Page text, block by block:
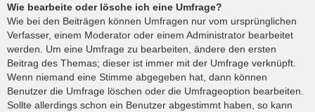
Wie bearbeite oder lösche ich eine Umfrage?
Wie bei den Beiträgen können Umfragen nur vom ursprünglichen
Verfasser, einem Moderator oder einem Administrator bearbeitet
werden. Um eine Umfrage zu bearbeiten, ändere den ersten
Beitrag des Themas; dieser ist immer mit der Umfrage verknüpft.
Wenn niemand eine Stimme abgegeben hat, dann können
Benutzer die Umfrage löschen oder die Umfrageoption bearbeiten.
Sollte allerdings schon ein Benutzer abgestimmt haben, so kann